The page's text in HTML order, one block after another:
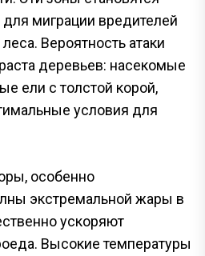
миграции вредителей
Вероятность атаки
деревьев: насекомые
ели с толстой корой,
условия для
особенно
экстремальной жары в
ускоряют
Высокие температуры